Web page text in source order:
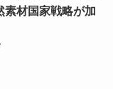
素材国家戦略が加